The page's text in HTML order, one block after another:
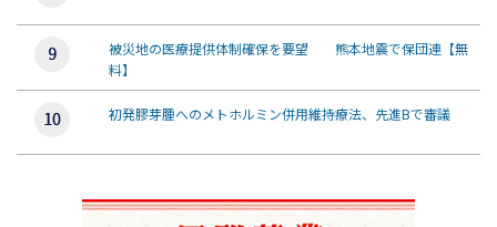
被災地の医療提供体制確保を要望 熊本地震で保団連【無
料】
初発膠芽腫へのメトホルミン併用維持療法、先進Bで審議